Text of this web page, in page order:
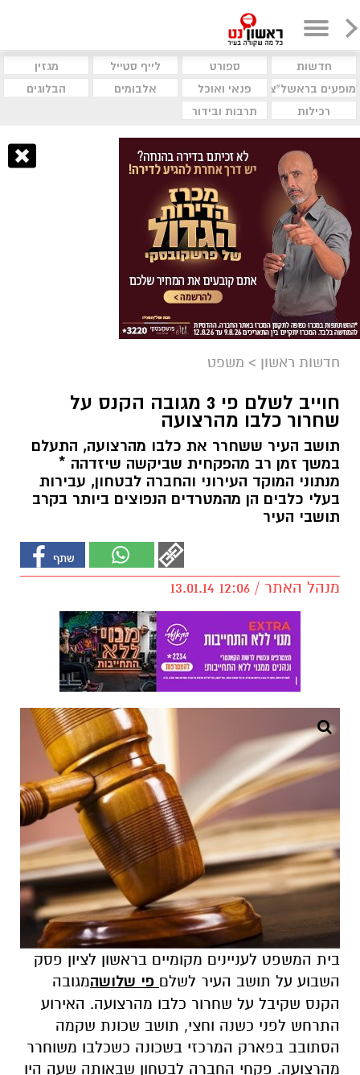
חדשות ספורט לייף סטייל
מגזין
מופעים בראשל"צ
פנאי ואוכל אלבומים
הבלוגים
רכילות
תרבות ובידור
חדשות ראשון > משפט
חוייב לשלם פי 3 מגובה הקנס על
שחרור כלבו מהרצועה
תושב העיר ששחרר את כלבו מהרצועה, התעלם
במשך זמן רב מהפקחית שביקשה שיזדהה *
מנתוני המוקד העירוני והחברה לבטחון, עבירות
בעלי כלבים הן מהמטרדים הנפוצים ביותר בקרב
תושבי העיר
מנהל האתר / 12:06 13.01.14
בית המשפט לעניינים מקומיים בראשון לציון פסק
השבוע על תושב העיר לשלם פי שלושהמגובה
הקנס שקיבל על שחרור כלבו מהרצועה. האירוע
התרחש לפני כשנה וחצי, תושב שכונת שקמה
הסתובב בפארק המרכזי בשכונה כשכלבו משוחרר
מהרצועה. פקחי החברה לבטחון שבאותה שעה היו